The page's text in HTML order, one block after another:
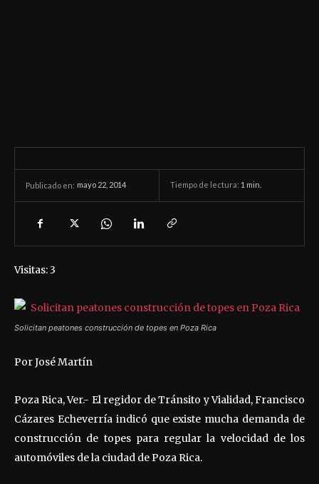
Publicado en: mayo 22, 2014 Tiempo de lectura: 1 min.
Visitas: 3
Solicitan peatones construcción de topes en Poza Rica
Por José Martín
Poza Rica, Ver.- El regidor de Tránsito y Vialidad, Francisco
Cázares Echeverría indicó que existe mucha demanda de
construcción de topes para regular la velocidad de los
automóviles de la ciudad de Poza Rica.